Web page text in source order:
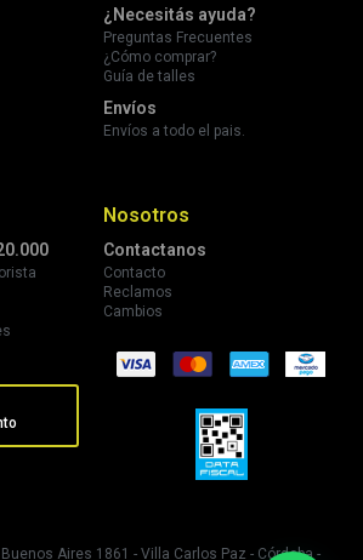
¿Necesitás ayuda?
Preguntas Frecuentes
¿Cómo comprar?
Guía de talles
Envíos
Envíos a todo el pais.
Nosotros
Contactanos
Contacto
Reclamos
Cambios
Buenos Aires 1861 - Villa Carlos Paz - Córdoba -